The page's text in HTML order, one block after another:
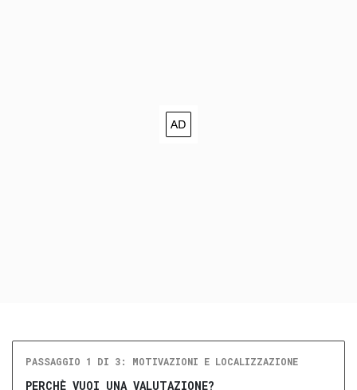
PASSAGGIO 1 DI 3: MOTIVAZIONI E LOCALIZZAZIONE
PERCHÈ VUOI UNA VALUTAZIONE?